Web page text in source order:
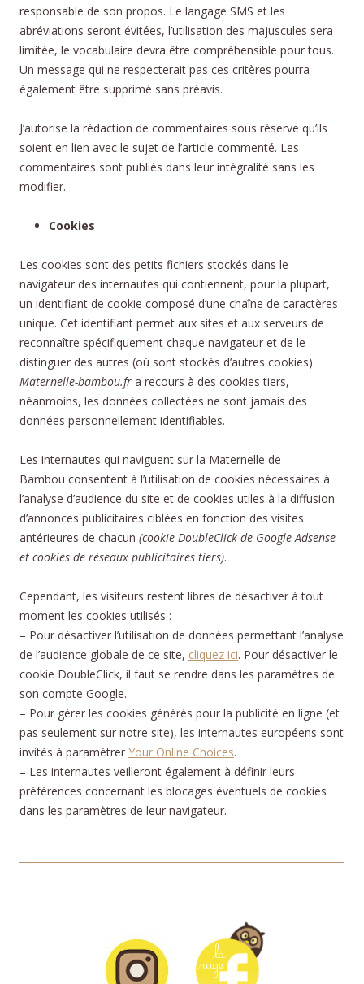
responsable de son propos. Le langage SMS et les
abréviations seront évitées, l’utilisation des majuscules sera
limitée, le vocabulaire devra être compréhensible pour tous.
Un message qui ne respecterait pas ces critères pourra
également être supprimé sans préavis.
J’autorise la rédaction de commentaires sous réserve qu’ils
soient en lien avec le sujet de l’article commenté. Les
commentaires sont publiés dans leur intégralité sans les
modifier.
Cookies
Les cookies sont des petits fichiers stockés dans le
navigateur des internautes qui contiennent, pour la plupart,
un identifiant de cookie composé d’une chaîne de caractères
unique. Cet identifiant permet aux sites et aux serveurs de
reconnaître spécifiquement chaque navigateur et de le
distinguer des autres (où sont stockés d’autres cookies).
Maternelle-bambou.fr a recours à des cookies tiers,
néanmoins, les données collectées ne sont jamais des
données personnellement identifiables.
Les internautes qui naviguent sur la Maternelle de
Bambou consentent à l’utilisation de cookies nécessaires à
l’analyse d’audience du site et de cookies utiles à la diffusion
d’annonces publicitaires ciblées en fonction des visites
antérieures de chacun (cookie DoubleClick de Google Adsense
et cookies de réseaux publicitaires tiers).
Cependant, les visiteurs restent libres de désactiver à tout
moment les cookies utilisés :
– Pour désactiver l’utilisation de données permettant l’analyse
de l’audience globale de ce site, cliquez ici. Pour désactiver le
cookie DoubleClick, il faut se rendre dans les paramètres de
son compte Google.
– Pour gérer les cookies générés pour la publicité en ligne (et
pas seulement sur notre site), les internautes européens sont
invités à paramétrer Your Online Choices.
– Les internautes veilleront également à définir leurs
préférences concernant les blocages éventuels de cookies
dans les paramètres de leur navigateur.